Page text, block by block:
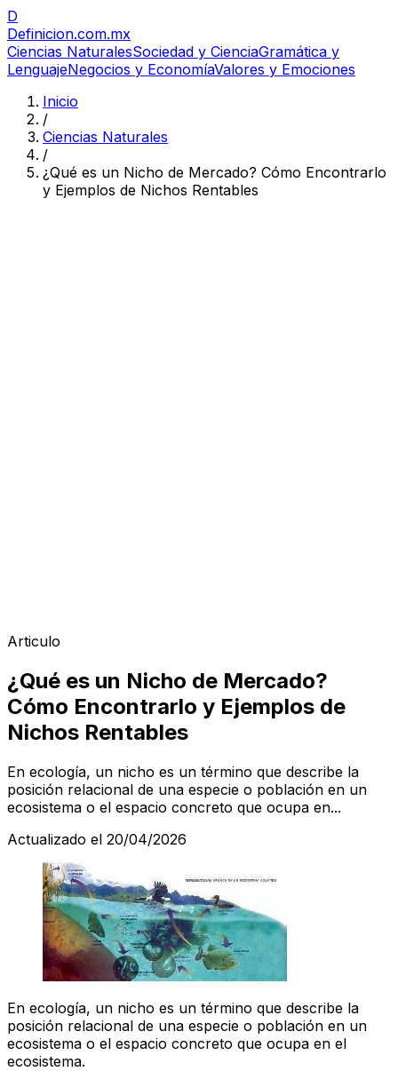
D
Definicion.com.mx
Ciencias NaturalesSociedad y CienciaGramática y
LenguajeNegocios y EconomíaValores y Emociones
Inicio
/
Ciencias Naturales
/
¿Qué es un Nicho de Mercado? Cómo Encontrarlo
y Ejemplos de Nichos Rentables
Articulo
¿Qué es un Nicho de Mercado?
Cómo Encontrarlo y Ejemplos de
Nichos Rentables
En ecología, un nicho es un término que describe la
posición relacional de una especie o población en un
ecosistema o el espacio concreto que ocupa en...
Actualizado el 20/04/2026
En ecología, un nicho es un término que describe la
posición relacional de una especie o población en un
ecosistema o el espacio concreto que ocupa en el
ecosistema.